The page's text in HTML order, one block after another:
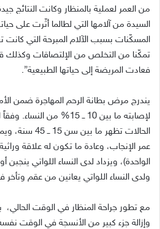
من العمر لعملية بالمنظار وكانت النتائج
السيدة من آلامها التي لطالما أثّرت على
المسكّنات بسبب الآلام المبرحة التي كانت
تمكّنا من التخلص من الإلتصاقات وكذلك
فعادت المريضة إلى حياتها الطبيعية”.
يندرج مرض بطانة الرحم المهاجرة ضمن
لإصابته ما بين 10 ــ 15
% من النساء.
الحالات تظهر
عمر الإنجاب، وعادة ما تكون له علاقة وراثية
الواحدة)
ولدى النساء اللواتي يعانين من عقم وتأخر
مع تطور جراحة المنظار في الوقت
وإزالة جزء كبير من الأنسجة في الوقت